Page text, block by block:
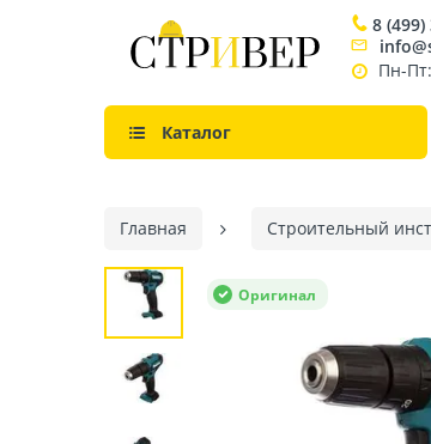
8
Пн-
Каталог
Главная Строительный
Оригинал